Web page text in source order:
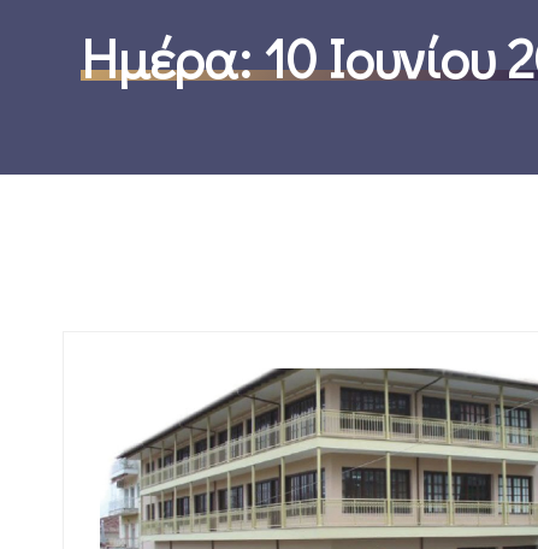
Ημέρα:10 Ιουνίου